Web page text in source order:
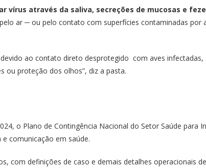
vírus através da saliva, secreções de mucosas e
ar ─ ou pelo contato com superfícies contaminadas por
ao contato direto desprotegido com aves infectadas,
ou proteção dos olhos”, diz a pasta.
o Plano de Contingência Nacional do Setor Saúde para
comunicação em saúde.
, com definições de caso e demais detalhes operacionais